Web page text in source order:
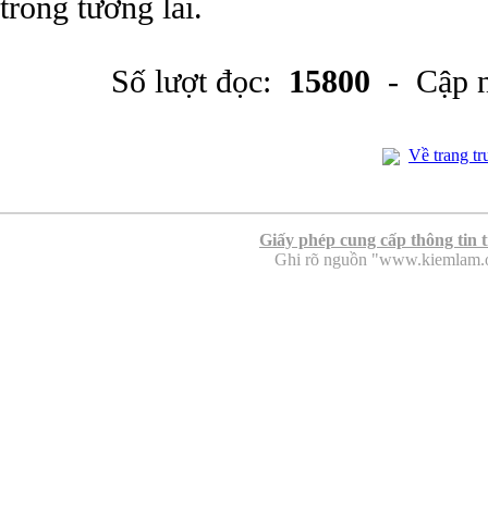
trong tương lai.
Số lượt đọc: 15800 - Cập
Về trang
Giấy phép cung cấp thông tin
Ghi rõ nguồn